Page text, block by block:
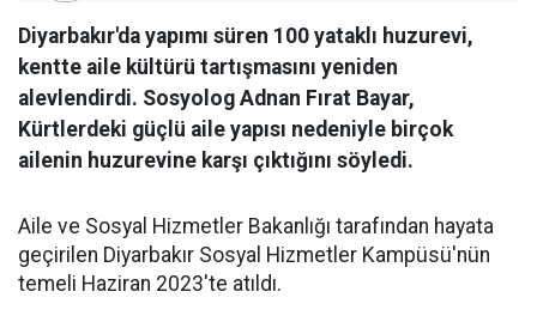
Diyarbakır'da yapımı süren 100 yataklı huzurevi,
kentte aile kültürü tartışmasını yeniden
alevlendirdi. Sosyolog Adnan Fırat Bayar,
Kürtlerdeki güçlü aile yapısı nedeniyle birçok
ailenin huzurevine karşı çıktığını söyledi.
Aile ve Sosyal Hizmetler Bakanlığı tarafından hayata
geçirilen Diyarbakır Sosyal Hizmetler Kampüsü'nün
temeli Haziran 2023'te atıldı.